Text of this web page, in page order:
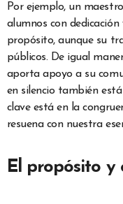
Por ejemplo, un
alumnos con
propósito, aunque su
públicos. De igual
aporta apoyo a su
en silencio también
clave está en la
resuena con nuestra
El propósito y